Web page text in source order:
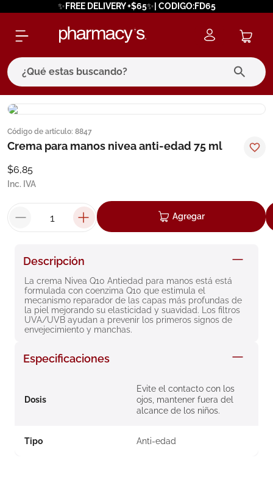
✨FREE DELIVERY +$65✨| CODIGO:FD65
¿Qué estas buscando?
Código de artículo: 8847
Crema para manos nivea anti-edad 75 ml
$6,85
Inc. IVA
Agregar
Descripción
La crema Nivea Q10 Antiedad para manos está está
formulada con coenzima Q10 que estimula el
mecanismo reparador de las capas más profundas de
la piel mejorando su elasticidad y suavidad. Los filtros
UVA/UVB ayudan a prevenir los primeros signos de
envejecimiento y manchas.
Especificaciones
Dosis
Evite el contacto con los
ojos, mantener fuera del
alcance de los niños.
Tipo Anti-edad
términos más buscados
1. eucerin
3
cerave
7. isdin
8. roche posay
9. nivea
10.pañales